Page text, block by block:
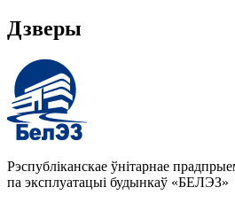
Дзверы
Рэспубліканскае ўнітарнае
па эксплуатацыі будынкаў «БЕЛЭЗ»